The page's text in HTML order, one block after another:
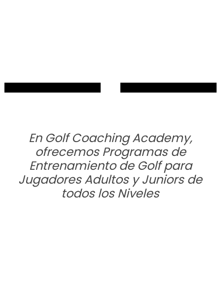
En Golf Coaching Academy,
ofrecemos Programas de
Entrenamiento de Golf para
Jugadores Adultos y Juniors de
todos los Niveles